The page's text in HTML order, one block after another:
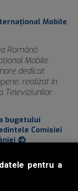
Mobile
Română
Mobile
dedicat
realizat în
Televiziunilor
bugetului
Comisiei
continuității emisiei.
pentru a